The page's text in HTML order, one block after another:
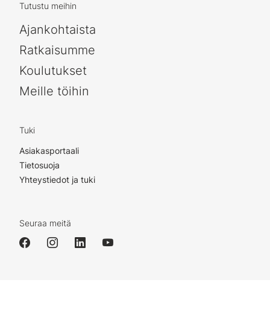
Tutustu meihin
Ajankohtaista
Ratkaisumme
Koulutukset
Meille töihin
Tuki
Asiakasportaali
Tietosuoja
Yhteystiedot ja tuki
Seuraa meitä